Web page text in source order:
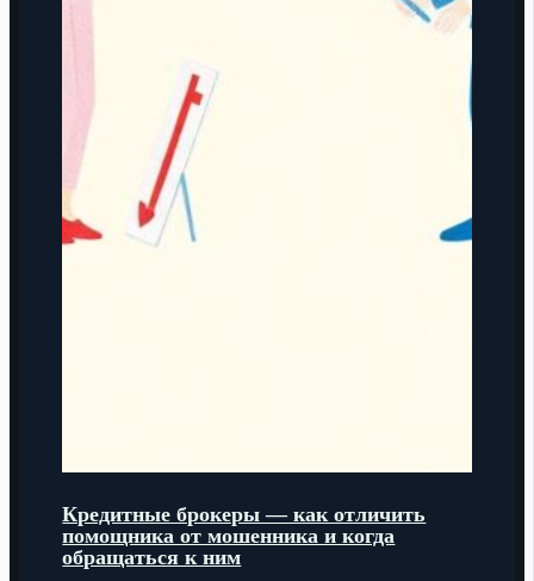
Кредитные брокеры — как отличить
помощника от мошенника и когда
обращаться к ним